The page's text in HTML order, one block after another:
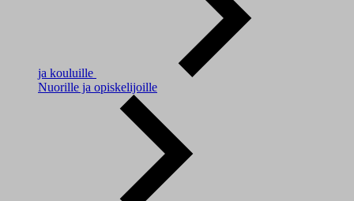
ja kouluille
Nuorille ja opiskelijoille